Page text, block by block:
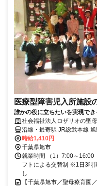
医療型障害児入所施設
誰かの役に立ちたいを実現で
社会福祉法人ロザリオの聖
沿線・最寄駅 JR総武本線 旭
時給1,410円
千葉県旭市
就業時間 （1）7:00～16:00
フトによる交替制 ※1日3時
し
【千葉県旭市／聖母療育園